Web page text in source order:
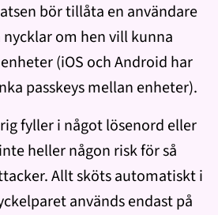
bör tillåta en användare
om hen vill kunna
(iOS och Android har
passkeys mellan enheter).
fyller i något lösenord eller
heller någon risk för så
Allt sköts automatiskt i
används endast på